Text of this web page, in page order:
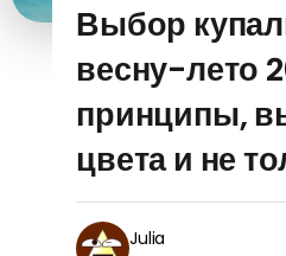
Выбор
весну-лето
принципы,
цвета и не
Julia